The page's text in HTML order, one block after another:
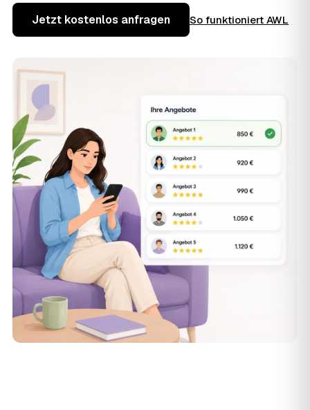
Jetzt kostenlos anfragen So funktioniert AWL